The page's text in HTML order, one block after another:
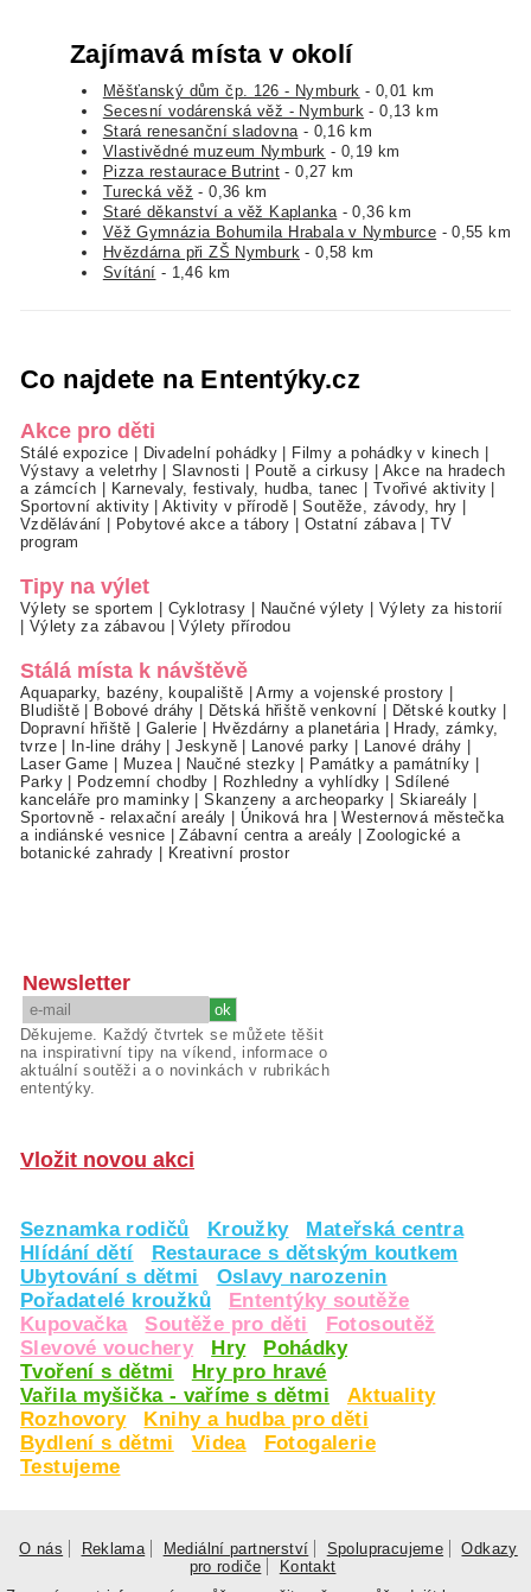
Zajímavá místa v okolí
Měšťanský dům čp. 126 - Nymburk - 0,01 km
Secesní vodárenská věž - Nymburk - 0,13 km
Stará renesanční sladovna - 0,16 km
Vlastivědné muzeum Nymburk - 0,19 km
Pizza restaurace Butrint - 0,27 km
Turecká věž - 0,36 km
Staré děkanství a věž Kaplanka - 0,36 km
Věž Gymnázia Bohumila Hrabala v Nymburce - 0,55 km
Hvězdárna při ZŠ Nymburk - 0,58 km
Svítání - 1,46 km
Co najdete na Ententýky.cz
Akce pro děti
Stálé expozice Divadelní pohádky Filmy a pohádky v kinech
Výstavy a veletrhy|Slavnosti Poutě a cirkusy
Akce na hradech
a zámcích
Karnevaly, festivaly, hudba, tanec Tvořivé aktivity
Sportovní aktivity|Aktivity v přírodě |Soutěže, závody, hry
Vzdělávání
Pobytové akce a tábory Ostatní zábava |TV
program
Tipy na výlet
Výlety se sportem Cyklotrasy Naučné výlety
Výlety za historií
Výlety za zábavou |Výlety přírodou
Stálá místa k návštěvě
Aquaparky, bazény, koupaliště |Army a vojenské prostory
Bludiště
Bobové dráhy Dětská hřiště venkovní Dětské koutky
Dopravní hřiště
Galerie Hvězdárny a planetária
Hrady, zámky,
tvrze| In-line dráhy |Jeskyně| Lanové parky Lanové dráhy
Laser Game
Muzea| Naučné stezky Památky a památníky
Parky| Podzemní chodby Rozhledny a vyhlídky
Sdílené
kanceláře pro maminky |Skanzeny a archeoparky Skiareály
Sportovně - relaxační areály
Úniková hra |Westernová městečka
a indiánské vesnice |Zábavní centra a areály |Zoologické a
botanické zahrady
Kreativní prostor
Newsletter
Děkujeme. Každý čtvrtek se můžete těšit
na inspirativní tipy na víkend, informace o
aktuální soutěži a o novinkách v rubrikách
ententýky.
Vložit novou akci
Seznamka rodičů Kroužky
Mateřská centra
Hlídání dětí
Restaurace s dětským koutkem
Ubytování s dětmi
Oslavy narozenin
Pořadatelé kroužků
Ententýky soutěže
Kupovačka
Soutěže pro děti
Fotosoutěž
Slevové vouchery
Hry
Pohádky
Tvoření s dětmi
Hry pro hravé
Vařila myšička - vaříme s dětmi
Aktuality
Rozhovory
Knihy a hudba pro děti
Bydlení s dětmi
Videa
Fotogalerie
Testujeme
O nás Reklama Mediální partnerství Spolupracujeme
Odkazy
pro rodiče
Kontakt